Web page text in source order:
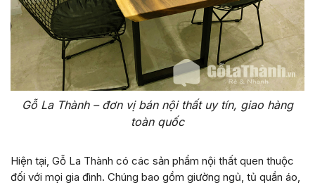
Gỗ La Thành – đơn vị bán nội thất uy tín, giao hàng
toàn quốc
Hiện tại, Gỗ La Thành có các sản phẩm nội thất quen thuộc
đối với mọi gia đình. Chúng bao gồm giường ngủ, tủ quần áo,